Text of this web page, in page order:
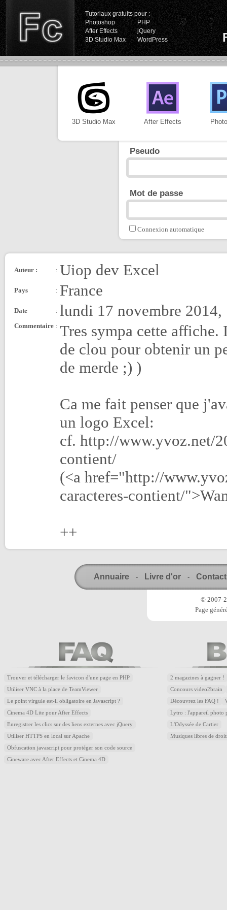
Tutoriaux gratuits pour :
Photoshop
PHP
After Effects
jQuery
3D Studio Max
WordPress
3D Studio Max After Effects
Pseudo
Mot de passe
Connexion automatique
Auteur : : Uiop dev Excel
Pays : France
Date : lundi 17 novembre 2014,
Commentaire : Tres sympa cette
de clou pour obtenir un
de merde ;) )
Ca me fait penser que
un logo Excel:
cf. http://www.yvoz.net/
contient/
(<a href="http://
caracteres-contient/
++
Annuaire - Livre d'or - Contact
© 2007-
Page
Trouver et télécharger le favicon d'une page en PHP
Utiliser VNC à la place de TeamViewer
Le point virgule est-il obligatoire en Javascript ?
Cinema 4D Lite pour After Effects
Enregistrer les clics sur des liens externes avec jQuery
Utiliser HTTPS en local sur Apache
Obfuscation javascript pour protéger son code source
Cineware avec After Effects et Cinema 4D
2 magazines à gagner !
Concours video2brain
Découvrez les FAQ !
Lytro : l'appareil photo
L'Odyssée de Cartier
Musiques libres de